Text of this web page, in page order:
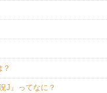
J』ってなに？